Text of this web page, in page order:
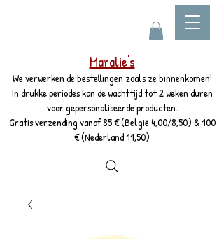
Maralie's
We verwerken de bestellingen zoals ze binnenkomen!
In drukke periodes kan de wachttijd tot 2 weken duren
voor gepersonaliseerde producten.
Gratis verzending vanaf 85 € (België 4,00/8,50) & 100
€ (Nederland 11,50)